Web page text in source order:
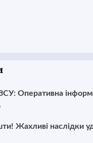
Оперативна
Жахливі наслідки